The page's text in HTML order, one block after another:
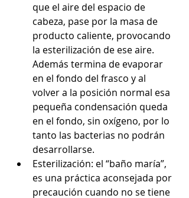
que el aire del espacio de
cabeza, pase por la masa de
producto caliente, provocando
la esterilización de ese aire.
Además termina de evaporar
en el fondo del frasco y al
volver a la posición normal esa
pequeña condensación queda
en el fondo, sin oxígeno, por lo
tanto las bacterias no podrán
desarrollarse.
Esterilización: el “baño maría”,
es una práctica aconsejada por
precaución cuando no se tiene